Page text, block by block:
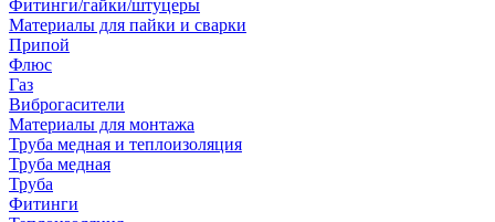
Фитинги/гайки/штуцеры
Материалы для пайки и сварки
Припой
Флюс
Газ
Виброгасители
Материалы для монтажа
Труба медная и теплоизоляция
Труба медная
Труба
Фитинги